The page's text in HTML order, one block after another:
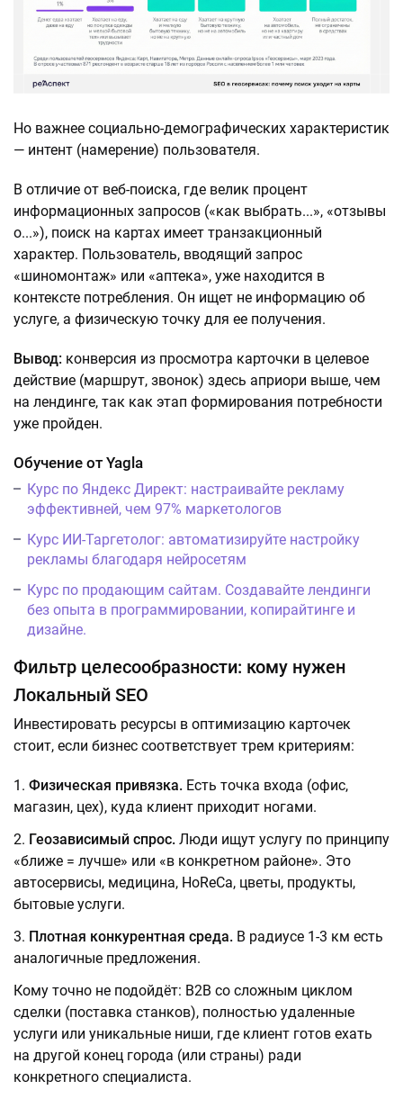
Но важнее социально-демографических характеристик
— интент (намерение) пользователя.
В отличие от веб-поиска, где велик процент
информационных запросов («как выбрать...», «отзывы
о...»), поиск на картах имеет транзакционный
характер. Пользователь, вводящий запрос
«шиномонтаж» или «аптека», уже находится в
контексте потребления. Он ищет не информацию об
услуге, а физическую точку для ее получения.
Вывод: конверсия из просмотра карточки в целевое
действие (маршрут, звонок) здесь априори выше, чем
на лендинге, так как этап формирования потребности
уже пройден.
Обучение от Yagla
Курс по Яндекс Директ: настраивайте рекламу
эффективней, чем 97% маркетологов
Курс ИИ-Таргетолог: автоматизируйте настройку
рекламы благодаря нейросетям
Курс по продающим сайтам. Создавайте лендинги
без опыта в программировании, копирайтинге и
дизайне.
Фильтр целесообразности: кому нужен
Локальный SEO
Инвестировать ресурсы в оптимизацию карточек
стоит, если бизнес соответствует трем критериям:
Физическая привязка. Есть точка входа (офис,
магазин, цех), куда клиент приходит ногами.
Геозависимый спрос. Люди ищут услугу по принципу
«ближе = лучше» или «в конкретном районе». Это
автосервисы, медицина, HoReCa, цветы, продукты,
бытовые услуги.
Плотная конкурентная среда. В радиусе 1-3 км есть
аналогичные предложения.
Кому точно не подойдёт: B2B со сложным циклом
сделки (поставка станков), полностью удаленные
услуги или уникальные ниши, где клиент готов ехать
на другой конец города (или страны) ради
конкретного специалиста.